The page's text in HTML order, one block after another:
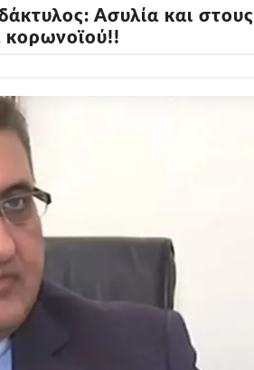
Ασυλία και στους
κορωνοϊού!!